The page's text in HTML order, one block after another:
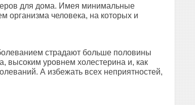
для дома. Имея минимальные
организма человека, на которых и
страдают больше половины
высоким уровнем холестерина и, как
А избежать всех неприятностей,